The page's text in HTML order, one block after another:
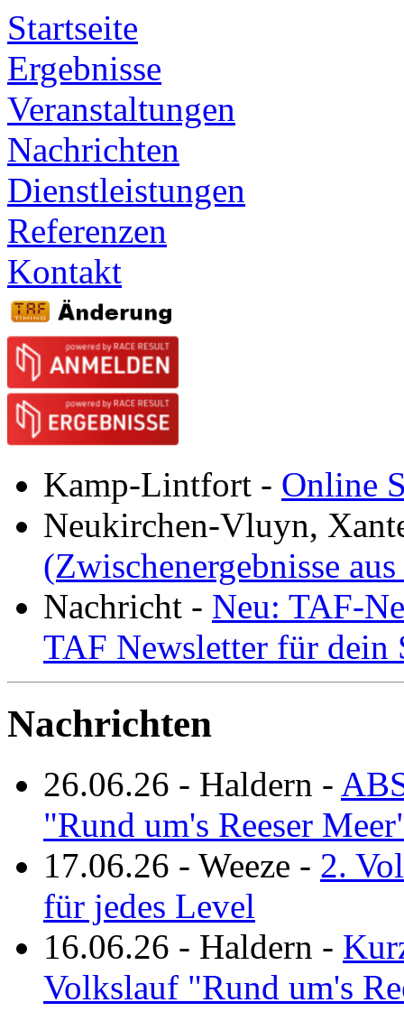
Startseite
Ergebnisse
Veranstaltungen
Nachrichten
Dienstleistungen
Referenzen
Kontakt
Kamp-Lintfort - Online
Neukirchen-Vluyn,
(Zwischenergebnisse
Nachricht - Neu: TAF-
TAF Newsletter für dein
Nachrichten
26.06.26 - Haldern -
"Rund um's Reeser
17.06.26 - Weeze - 2.
für jedes Level
16.06.26 - Haldern -
Volkslauf "Rund um's